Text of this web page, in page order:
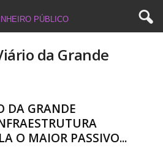
da Grande
DA GRANDE
O MAIOR PASSIVO...